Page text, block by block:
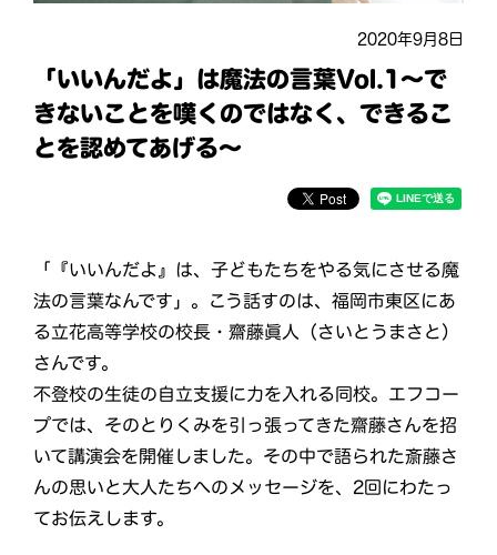
2020年9月8日
「いいんだよ」は魔法の言葉Vol.1～で
きないことを嘆くのではなく、できるこ
とを認めてあげる～
「『いいんだよ』は、子どもたちをやる気にさせる魔
法の言葉なんです」。こう話すのは、福岡市東区にあ
る立花高等学校の校長・齋藤眞人（さいとうまさと）
さんです。
不登校の生徒の自立支援に力を入れる同校。エフコー
プでは、そのとりくみを引っ張ってきた齋藤さんを招
いて講演会を開催しました。その中で語られた斎藤さ
んの思いと大人たちへのメッセージを、2回にわたっ
てお伝えします。